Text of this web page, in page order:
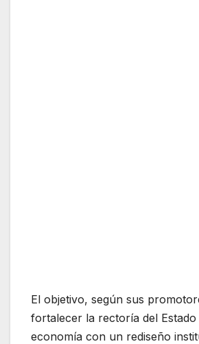
El objetivo, según sus
fortalecer la rectoría del
economía con un rediseño